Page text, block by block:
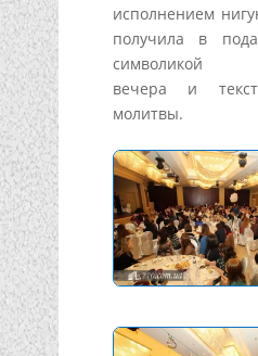
исполнением
получила в
символикой
вечера и
молитвы.